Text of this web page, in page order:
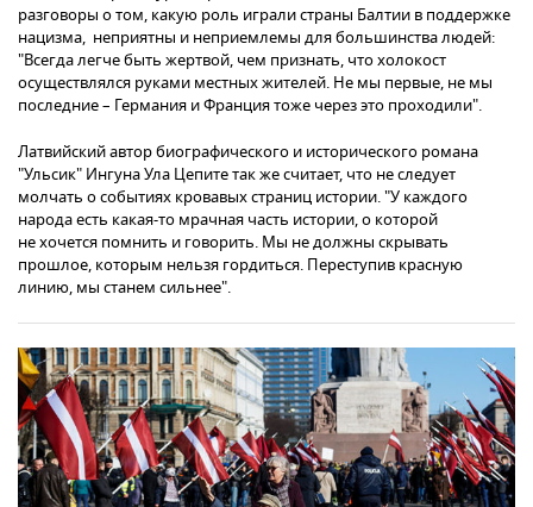
разговоры о том, какую роль играли страны Балтии в поддержке
нацизма, неприятны и неприемлемы для большинства людей:
"Всегда легче быть жертвой, чем признать, что холокост
осуществлялся руками местных жителей. Не мы первые, не мы
последние – Германия и Франция тоже через это проходили".
Латвийский автор биографического и исторического романа
"Ульсик" Ингуна Ула Цепите так же считает, что не следует
молчать о событиях кровавых страниц истории. "У каждого
народа есть какая-то мрачная часть истории, о которой
не хочется помнить и говорить. Мы не должны скрывать
прошлое, которым нельзя гордиться. Переступив красную
линию, мы станем сильнее".